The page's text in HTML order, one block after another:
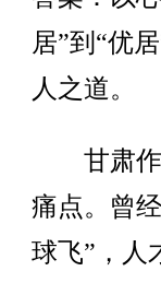
居”到“优
人之道。
甘肃作
痛点。曾
球飞”，人